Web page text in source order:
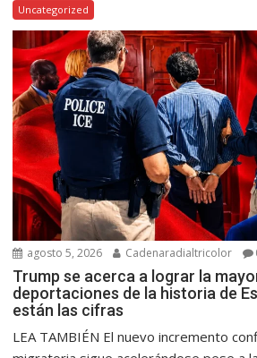
Uncategorized
agosto 5, 2026 Cadenaradialtricolor
Trump se acerca a lograr la
deportaciones de la historia de
están las cifras
LEA TAMBIÉN El nuevo incremento